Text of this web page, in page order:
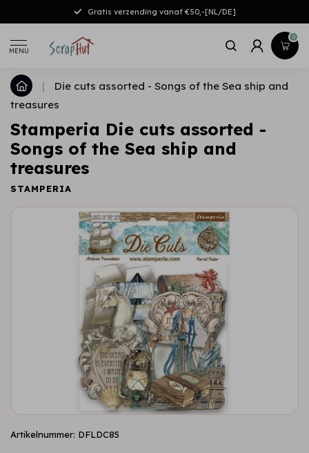
Gratis verzending vanaf €50,-[NL/DE]
MENU
0
|
Die cuts assorted - Songs of the Sea ship and
treasures
Stamperia Die cuts assorted -
Songs of the Sea ship and
treasures
STAMPERIA
Artikelnummer: DFLDC85